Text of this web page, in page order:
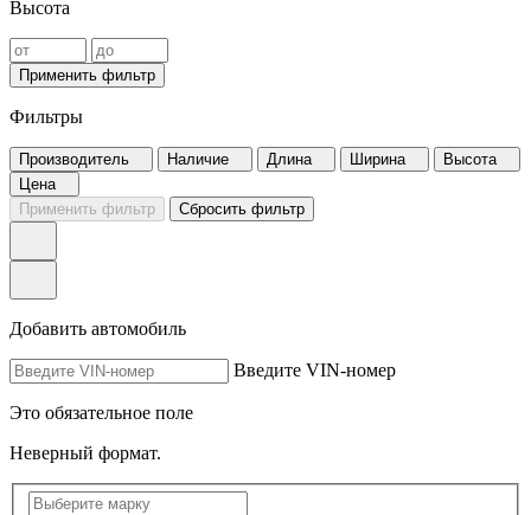
Высота
Применить фильтр
Фильтры
Производитель Наличие Длина Ширина
Высота
Цена
Применить фильтр
Сбросить фильтр
Добавить автомобиль
Введите VIN-номер
Это обязательное поле
Неверный формат.